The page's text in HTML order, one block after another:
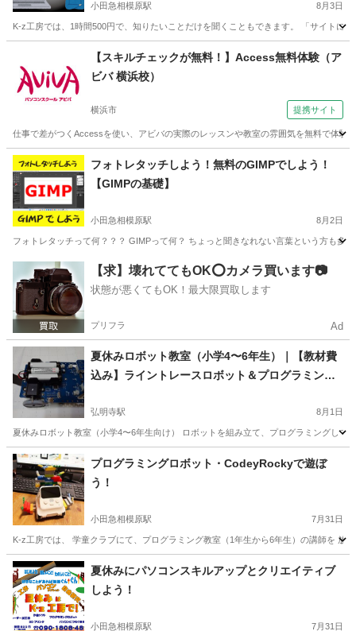
小田急相模原駅 8月3日
K-z工房では、1時間500円で、知りたいことだけを聞くこともできます。 「サイトに
相模原市 小田急相模原駅 Windows総合 工房
【スキルチェックが無料！】Access無料体験（ア
ビバ 横浜校）
横浜市 提携サイト
仕事で差がつくAccessを使い、アビバの実際のレッスンや教室の雰囲気を無料で体
神奈川 横浜市 アクセス
フォトレタッチしよう！無料のGIMPでしよう！
【GIMPの基礎】
小田急相模原駅 8月2日
フォトレタッチって何？？？ GIMPって何？ ちょっと聞きなれない言葉という方も多
神奈川 相模原市 小田急相模原駅 Webデザイナー GIMP
【求】壊れててもOK⭕️カメラ買います📷
状態が悪くてもOK！最大限買取します
プリフラ Ad
夏休みロボット教室（小学4〜6年生）｜【教材費
込み】ライントレースロボット＆プログラミング
弘明寺駅 8月1日
夏休みロボット教室（小学4〜6年生向け） ロボットを組み立て、プログラミングし
神奈川 横浜市 弘明寺駅 プログラミング
プログラミングロボット・CodeyRockyで遊ぼ
う！
小田急相模原駅 7月31日
K-z工房では、 学童クラブにて、プログラミング教室（1年生から6年生）の講師を
神奈川 相模原市 小田急相模原駅 プログラミング
夏休みにパソコンスキルアップとクリエイティブ
しよう！
小田急相模原駅 7月31日